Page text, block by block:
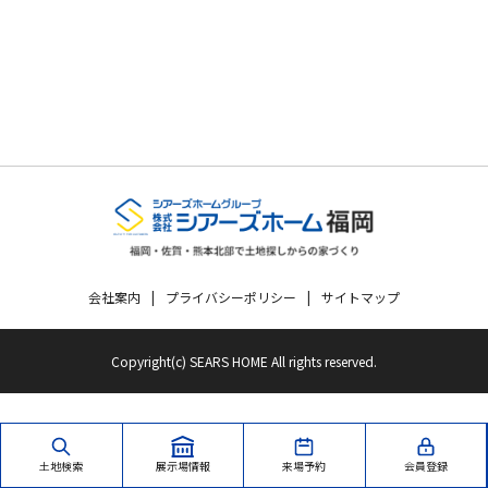
会社案内 プライバシーポリシー サイトマップ
Copyright(c) SEARS HOME All rights reserved.
土地検索 展示場情報 来場予約 会員登録